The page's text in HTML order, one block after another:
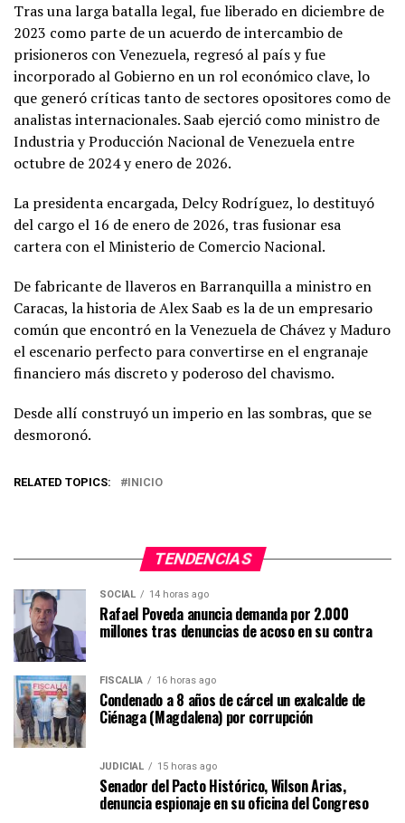
Tras una larga batalla legal, fue liberado en diciembre de
2023 como parte de un acuerdo de intercambio de
prisioneros con Venezuela, regresó al país y fue
incorporado al Gobierno en un rol económico clave, lo
que generó críticas tanto de sectores opositores como de
analistas internacionales. Saab ejerció como ministro de
Industria y Producción Nacional de Venezuela entre
octubre de 2024 y enero de 2026.
La presidenta encargada, Delcy Rodríguez, lo destituyó
del cargo el 16 de enero de 2026, tras fusionar esa
cartera con el Ministerio de Comercio Nacional.
De fabricante de llaveros en Barranquilla a ministro en
Caracas, la historia de Alex Saab es la de un empresario
común que encontró en la Venezuela de Chávez y Maduro
el escenario perfecto para convertirse en el engranaje
financiero más discreto y poderoso del chavismo.
Desde allí construyó un imperio en las sombras, que se
desmoronó.
RELATED TOPICS: INICIO
TENDENCIAS
SOCIAL 14 horas ago
Rafael Poveda anuncia demanda por 2.000
millones tras denuncias de acoso en su contra
FISCALÍA 16 horas ago
Condenado a 8 años de cárcel un exalcalde de
Ciénaga (Magdalena) por corrupción
JUDICIAL 15 horas ago
Senador del Pacto Histórico, Wilson Arias,
denuncia espionaje en su oficina del Congreso